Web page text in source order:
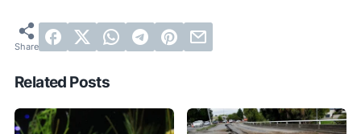
Related Posts